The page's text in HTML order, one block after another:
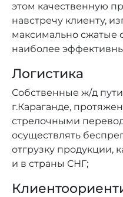
этом качественную
навстречу клиенту,
максимально сжатые
наиболее
Логистика
Собственные ж/д пути
г.Караганде,
стрелочными
осуществлять
отгрузку продукции,
и в страны СНГ;